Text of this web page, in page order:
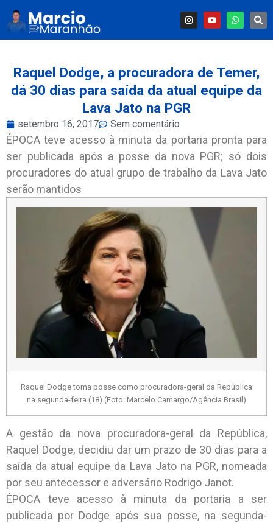
Raquel Dodge, a procuradora de Temer,
dá 30 dias para saída da atual equipe da
Lava Jato na PGR
setembro 16, 2017 Sem comentário
ÉPOCA teve acesso à minuta da portaria pronta para
ser publicada após a posse da nova PGR; só dois
procuradores do atual grupo de trabalho da Lava Jato
serão mantidos
Raquel Dodge toma posse como procuradora-geral da República
na segunda-feira (18) (Foto: Marcelo Camargo/Agência Brasil)
A gestão da nova procuradora-geral da República,
Raquel Dodge, decidiu dar um prazo de 30 dias para a
saída da atual equipe da Lava Jato na PGR, nomeada
por seu antecessor e adversário Rodrigo Janot.
ÉPOCA teve acesso à minuta da portaria a ser
publicada por Dodge após sua posse, na segunda-